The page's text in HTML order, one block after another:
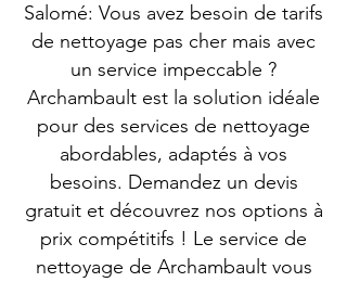
Salomé: Vous avez besoin de tarifs
de nettoyage pas cher mais avec
un service impeccable ?
Archambault est la solution idéale
pour des services de nettoyage
abordables, adaptés à vos
besoins. Demandez un devis
gratuit et découvrez nos options à
prix compétitifs ! Le service de
nettoyage de Archambault vous